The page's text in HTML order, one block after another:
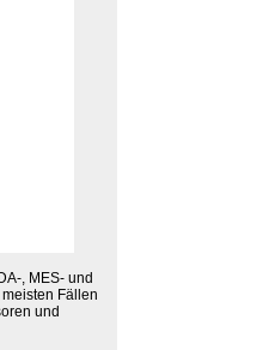
, MES- und
Fällen
und